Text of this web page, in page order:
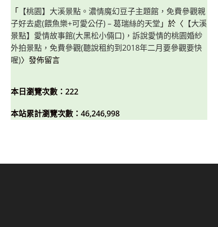
「 【桃園】大溪景點。濃情魔幻豆子主題館，免費參觀親
子好去處(餵魚樂+可愛公仔) – 葛瑞絲的天堂 」於〈 【大溪
景點】愛情故事館(大黑松小倆口)，訴說愛情的桃園婚紗
外拍景點，免費參觀(聽說租約到2018年二月要參觀要快
喔)〉發佈留言
本日瀏覽次數：222
本站累計瀏覽次數：46,246,998